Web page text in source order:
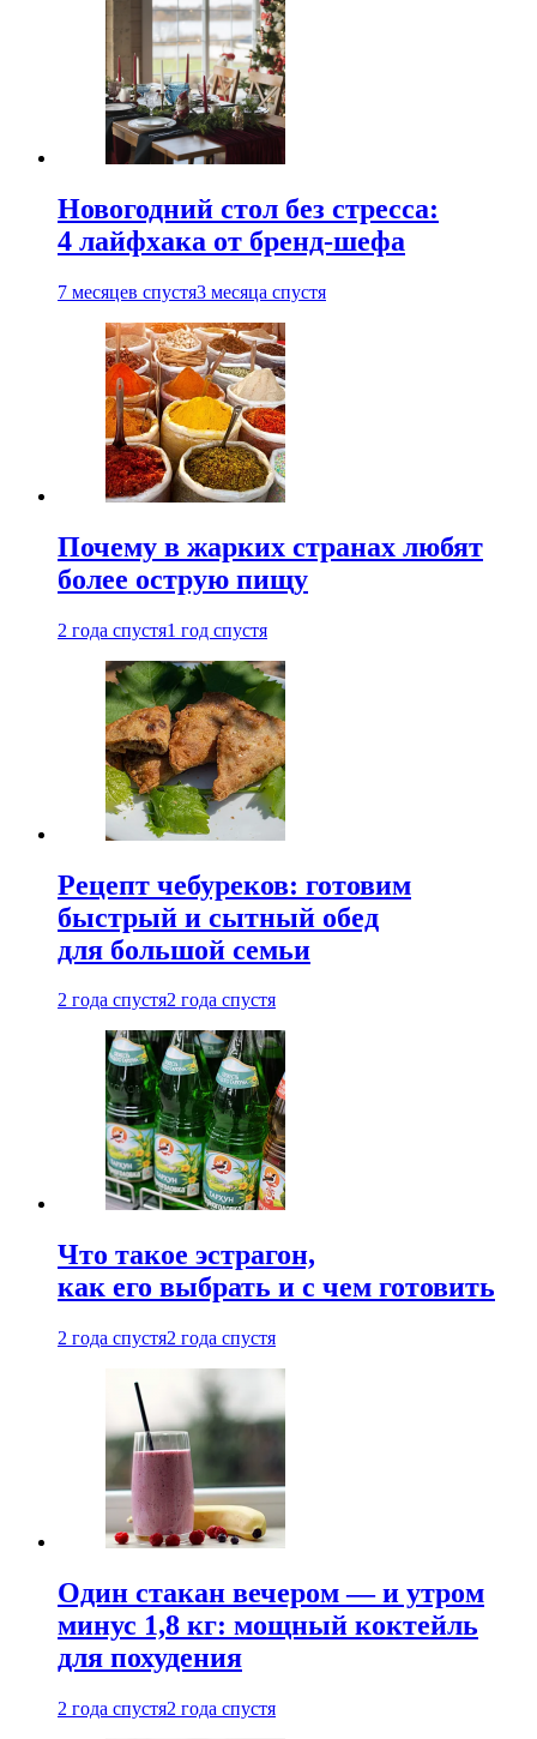
Новогодний стол без стресса:
4 лайфхака от бренд-шефа
7 месяцев спустя3 месяца спустя
Почему в жарких странах любят
более острую пищу
2 года спустя1 год спустя
Рецепт чебуреков: готовим
быстрый и сытный обед
для большой семьи
2 года спустя2 года спустя
Что такое эстрагон,
как его выбрать и с чем готовить
2 года спустя2 года спустя
Один стакан вечером — и утром
минус 1,8 кг: мощный коктейль
для похудения
2 года спустя2 года спустя